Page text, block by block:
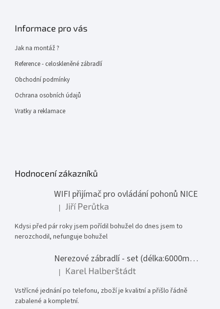
Informace pro vás
Jak na montáž ?
Reference - celoskleněné zábradlí
Obchodní podmínky
Ochrana osobních údajů
Vratky a reklamace
Hodnocení zákazníků
WIFI přijímač pro ovládání pohonů NICE
Hodnocení produktu je 1 z 5 hvězdiček.
| Jiří Perůtka
Kdysi před pár roky jsem pořídil bohužel do dnes jsem to
nerozchodil, nefunguje bohužel
Nerezové zábradlí - set (délka:6000mm x výška:1000mm)
Hodnocení produktu je 5 z 5 hvězdiček.
| Karel Halberštádt
Vstřícné jednání po telefonu, zboží je kvalitní a přišlo řádně
zabalené a kompletní.